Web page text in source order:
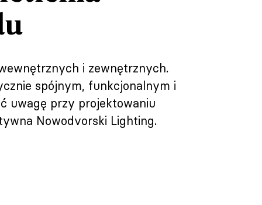
i zewnętrznych.
spójnym, funkcjonalnym i
uwagę przy projektowaniu
Nowodvorski Lighting.